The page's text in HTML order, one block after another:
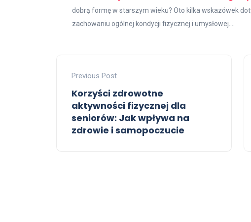
dobrą formę w starszym wieku? Oto kilka wskazówek
zachowaniu ogólnej kondycji fizycznej i umysłowej....
Previous Post
Korzyści zdrowotne
aktywności fizycznej dla
seniorów: Jak wpływa na
zdrowie i samopoczucie